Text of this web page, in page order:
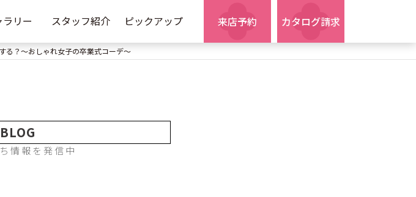
ラリー スタッフ紹介 ピックアップ 来店予約 カタログ請求
る？～おしゃれ女子の卒業式コーデ～
情報を発信中